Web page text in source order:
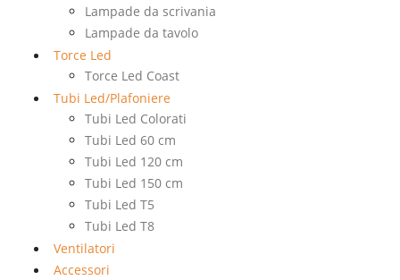
Lampade da scrivania
Lampade da tavolo
Torce Led
Torce Led Coast
Tubi Led/Plafoniere
Tubi Led Colorati
Tubi Led 60 cm
Tubi Led 120 cm
Tubi Led 150 cm
Tubi Led T5
Tubi Led T8
Ventilatori
Accessori